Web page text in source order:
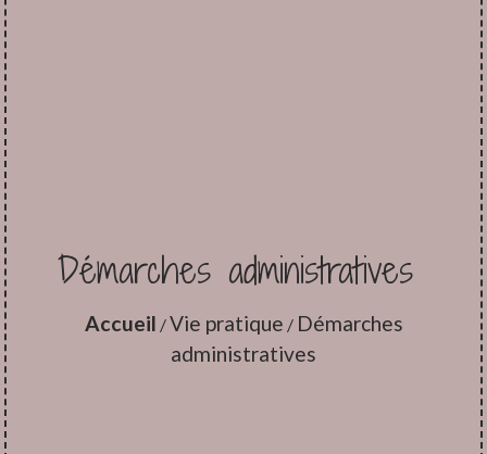
Démarches administratives
Accueil /Vie pratique / Démarches
administratives